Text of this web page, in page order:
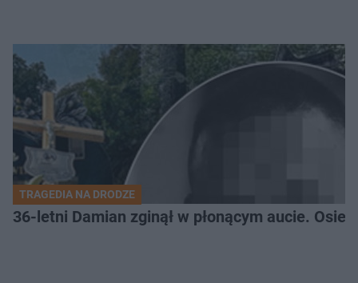
TRAGEDIA NA DRODZE
36-letni Damian zginął w płonącym aucie.